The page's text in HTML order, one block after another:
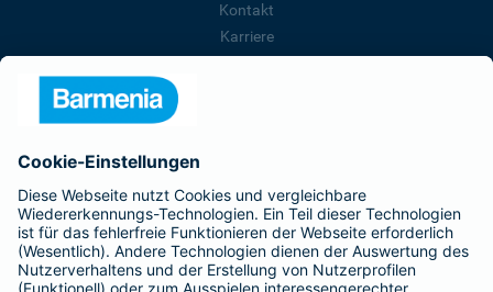
Kontakt
Karriere
Barmenia ist Teil der BarmeniaGothaer
BELIEBTE SEITEN
Kranken-Zusatzversicherung
Tierversicherungen